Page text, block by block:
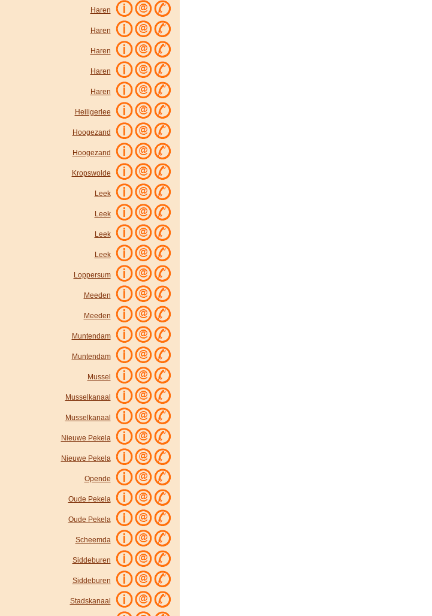
Haren
Haren
Haren
Haren
Haren
Heiligerlee
Hoogezand
Hoogezand
Kropswolde
Leek
Leek
Leek
Leek
Loppersum
Meeden
Meeden
Muntendam
Muntendam
Mussel
Musselkanaal
Musselkanaal
Nieuwe Pekela
Nieuwe Pekela
Opende
Oude Pekela
Oude Pekela
Scheemda
Siddeburen
Siddeburen
Stadskanaal